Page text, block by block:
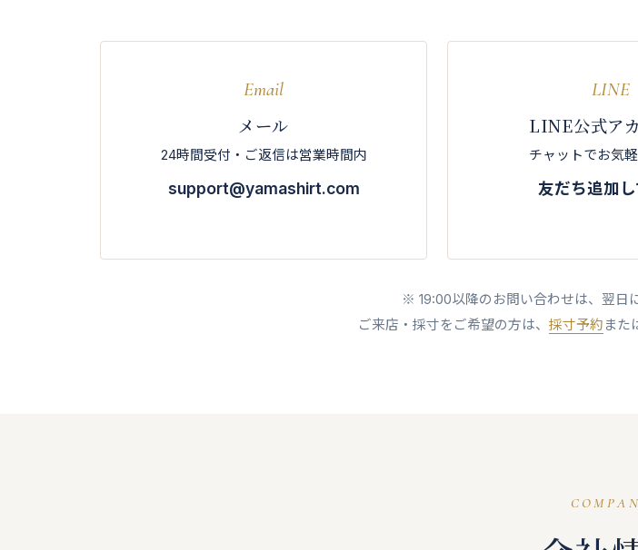
Email
メール
24時間受付・ご返信は営業時間内
support@yamashirt.com
LINE
LINE公式ア
チャットでお気
友だち追加
※ 19:00以降のお問い合わせは、翌日
ご来店・採寸をご希望の方は、採寸予約 また